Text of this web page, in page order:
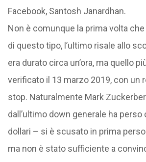
Facebook, Santosh Janardhan.
Non è comunque la prima volta
di questo tipo, l’ultimo risale allo
era durato circa un’ora, ma quello
verificato il 13 marzo 2019, con un
stop. Naturalmente Mark
dall’ultimo down generale ha perso
dollari – si è scusato in prima
ma non è stato sufficiente a